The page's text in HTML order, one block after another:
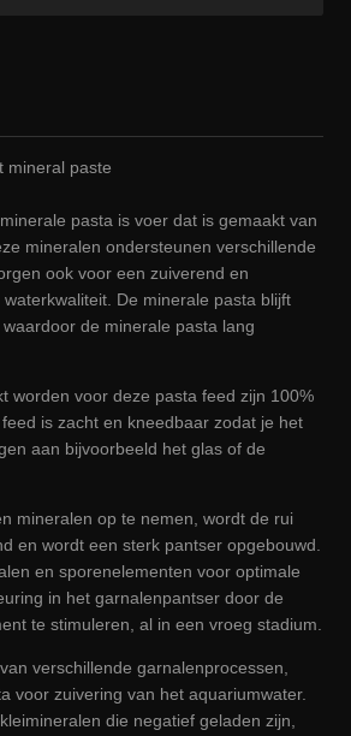
mineral paste
pasta is voer dat is gemaakt van
mineralen ondersteunen verschillende
ook voor een zuiverend en
De minerale pasta blijft
de minerale pasta lang
worden voor deze pasta feed zijn 100%
is zacht en kneedbaar zodat je het
aan bijvoorbeeld het glas of de
mineralen op te nemen, wordt de rui
en wordt een sterk pantser opgebouwd.
en sporenelementen voor optimale
in het garnalenpantser door de
te stimuleren, al in een vroeg stadium.
verschillende garnalenprocessen,
voor zuivering van het aquariumwater.
die negatief geladen zijn,